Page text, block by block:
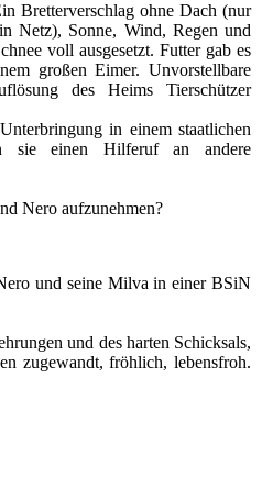
Bretterverschlag ohne Dach (nur
Netz), Sonne, Wind, Regen und
voll ausgesetzt. Futter gab es
großen Eimer. Unvorstellbare
des Heims Tierschützer
in einem staatlichen
sie einen Hilferuf an andere
Nero aufzunehmen?
und seine Milva in einer BSiN
und des harten Schicksals,
zugewandt, fröhlich, lebensfroh.